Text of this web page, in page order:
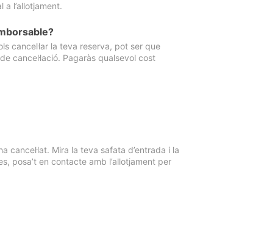
l’allotjament.
cancel·lar la teva reserva, pot ser que
cancel·lació. Pagaràs qualsevol cost
cancel·lat. Mira la teva safata d’entrada i la
posa’t en contacte amb l’allotjament per